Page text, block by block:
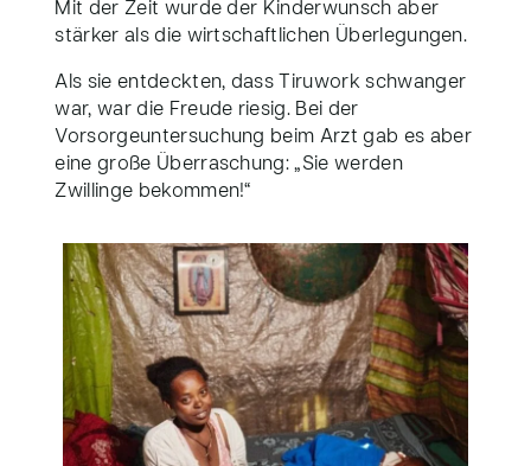
Mit der Zeit wurde der Kinderwunsch aber
stärker als die wirtschaftlichen Überlegungen.
Als sie entdeckten, dass Tiruwork schwanger
war, war die Freude riesig. Bei der
Vorsorgeuntersuchung beim Arzt gab es aber
eine große Überraschung: „Sie werden
Zwillinge bekommen!“